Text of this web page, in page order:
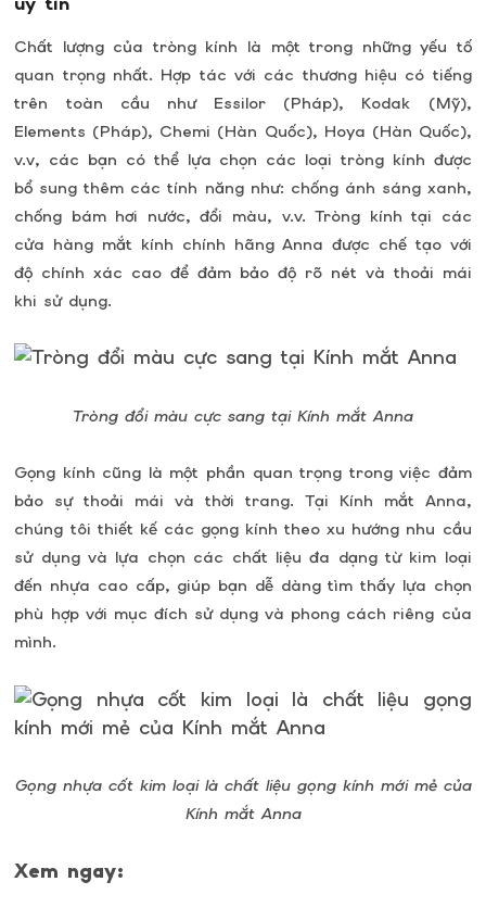
Chất lượng của tròng kính là một trong những yếu tố
quan trọng nhất. Hợp tác với các thương hiệu có tiếng
trên toàn cầu như Essilor (Pháp), Kodak (Mỹ),
Elements (Pháp), Chemi (Hàn Quốc), Hoya (Hàn Quốc),
v.v, các bạn có thể lựa chọn các loại tròng kính được
bổ sung thêm các tính năng như: chống ánh sáng xanh,
chống bám hơi nước, đổi màu, v.v. Tròng kính tại các
cửa hàng mắt kính chính hãng Anna được chế tạo với
độ chính xác cao để đảm bảo độ rõ nét và thoải mái
khi sử dụng.
Tròng đổi màu cực sang tại Kính mắt Anna
Gọng kính cũng là một phần quan trọng trong việc đảm
bảo sự thoải mái và thời trang. Tại Kính mắt Anna,
chúng tôi thiết kế các gọng kính theo xu hướng nhu cầu
sử dụng và lựa chọn các chất liệu đa dạng từ kim loại
đến nhựa cao cấp, giúp bạn dễ dàng tìm thấy lựa chọn
phù hợp với mục đích sử dụng và phong cách riêng của
mình.
Gọng nhựa cốt kim loại là chất liệu gọng kính mới mẻ của
Kính mắt Anna
Xem ngay: